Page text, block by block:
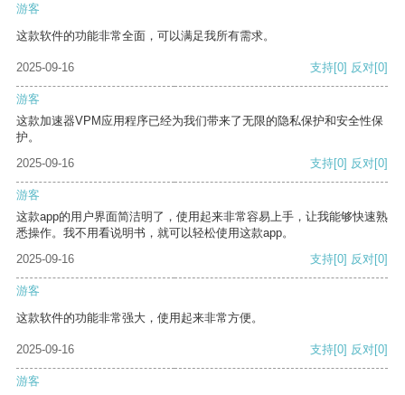
游客
这款软件的功能非常全面，可以满足我所有需求。
2025-09-16 支持[0] 反对[0]
游客
这款加速器VPM应用程序已经为我们带来了无限的隐私保护和安全性保
护。
2025-09-16
支持[0] 反对[0]
游客
这款app的用户界面简洁明了，使用起来非常容易上手，让我能够快速熟
悉操作。我不用看说明书，就可以轻松使用这款app。
2025-09-16
支持[0] 反对[0]
游客
这款软件的功能非常强大，使用起来非常方便。
2025-09-16 支持[0] 反对[0]
游客